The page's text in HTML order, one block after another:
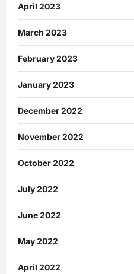
April 2023
March 2023
February 2023
January 2023
December 2022
November 2022
October 2022
July 2022
June 2022
May 2022
April 2022